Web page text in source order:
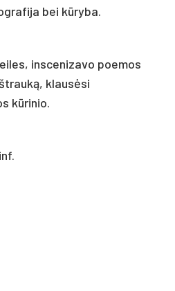
bei kūryba.
inscenizavo poemos
klausėsi
kūrinio.